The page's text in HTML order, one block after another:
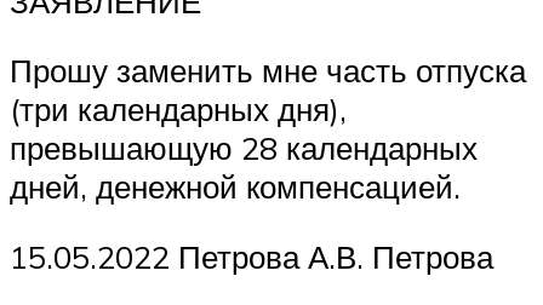
Прошу заменить мне часть отпуска
(три календарных дня),
превышающую 28 календарных
дней, денежной компенсацией.
15.05.2022 Петрова А.В. Петрова